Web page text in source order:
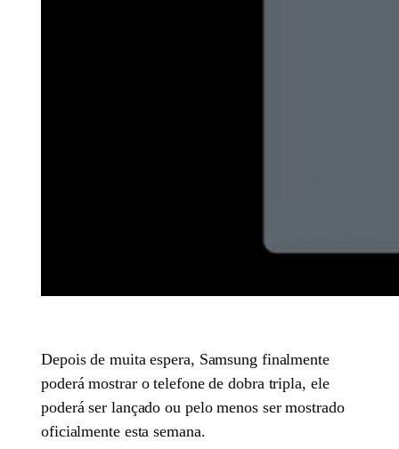
Depois de muita espera, Samsung finalmente
poderá mostrar o telefone de dobra tripla, ele
poderá ser lançado ou pelo menos ser mostrado
oficialmente esta semana.